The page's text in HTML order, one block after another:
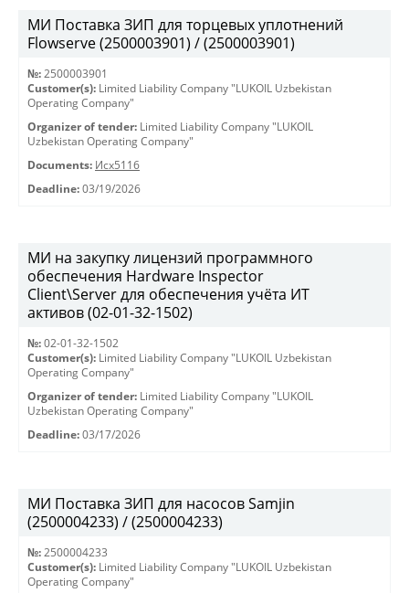
МИ Поставка ЗИП для торцевых уплотнений
Flowserve (2500003901) / (2500003901)
№: 2500003901
Customer(s): Limited Liability Company "LUKOIL Uzbekistan
Operating Company"
Organizer of tender: Limited Liability Company "LUKOIL
Uzbekistan Operating Company"
Documents: Исх5116
Deadline: 03/19/2026
МИ на закупку лицензий программного
обеспечения Hardware Inspector
Client\Server для обеспечения учёта ИТ
активов (02-01-32-1502)
№: 02-01-32-1502
Customer(s): Limited Liability Company "LUKOIL Uzbekistan
Operating Company"
Organizer of tender: Limited Liability Company "LUKOIL
Uzbekistan Operating Company"
Deadline: 03/17/2026
МИ Поставка ЗИП для насосов Samjin
(2500004233) / (2500004233)
№: 2500004233
Customer(s): Limited Liability Company "LUKOIL Uzbekistan
Operating Company"